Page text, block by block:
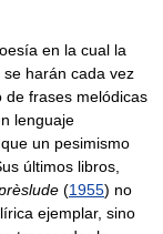
en la cual la
harán cada vez
de frases melódicas
lenguaje
un pesimismo
últimos libros,
(1955) no
ejemplar, sino